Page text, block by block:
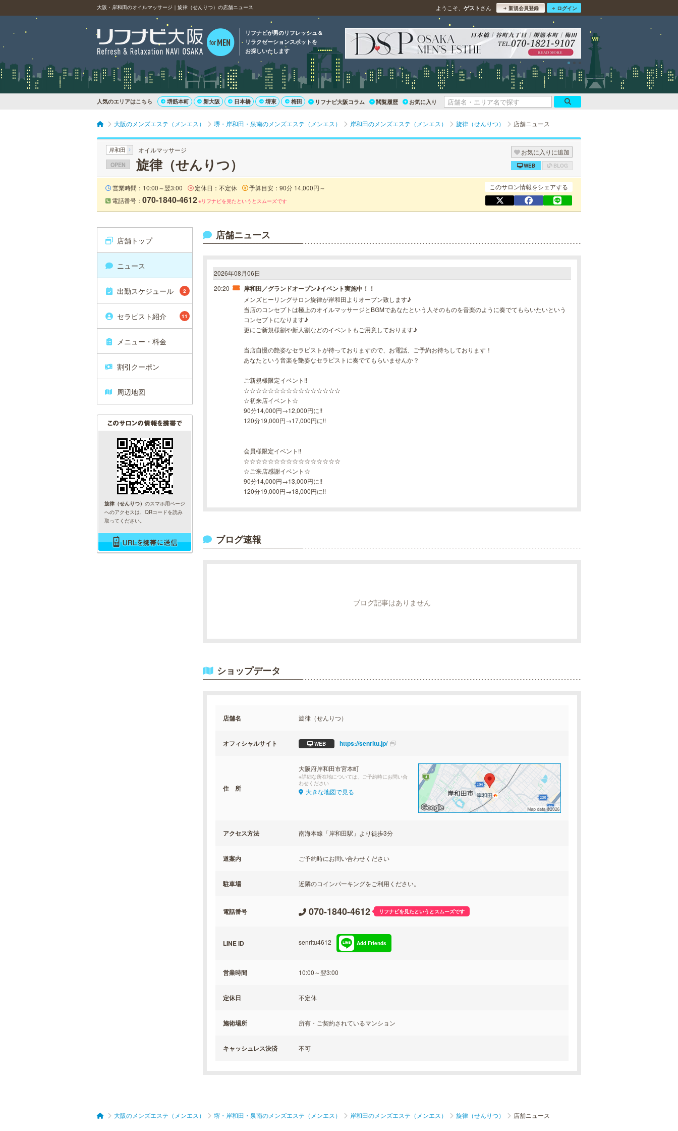
大阪・岸和田のオイルマッサージ｜旋律（せんりつ）の店舗ニュース ようこそ、 ゲスト さん 新規会員登録 ログイン
リフナビが男のリフレッシュ＆
リラクゼーションスポットを
お探しいたします
人気のエリアはこちら 堺筋本町 新大阪 日本橋 堺東 梅田 リフナビ大阪コラム 閲覧履歴 お気に入り
大阪のメンズエステ（メンエス） 堺・岸和田・泉南のメンズエステ（メンエス） 岸和田のメンズエステ（メンエス） 旋律（せんりつ） 店舗ニュース
岸和田 オイルマッサージ
OPEN 旋律（せんりつ）
お気に入りに追加
WEB BLOG
営業時間：10:00～翌3:00 定休日：不定休
予算目安：90分 14,000円～
電話番号： 070-1840-4612※リフナビを見たというとスムーズです
このサロン情報をシェアする
店舗トップ
ニュース
出勤スケジュール 2
セラピスト紹介 11
メニュー・料金
割引クーポン
周辺地図
旋律（せんりつ） のスマホ用ページ
へのアクセスは、QRコードを読み
取ってください。
店舗ニュース
2026年08月06日
20:20
岸和田／グランドオープン♪イベント実施中！！
メンズヒーリングサロン旋律が岸和田よりオープン致します♪
当店のコンセプトは極上のオイルマッサージとBGMであなたという人そのものを音楽のように奏でてもらいたいという
コンセプトになります♪
更にご新規様割や新人割などのイベントもご用意しております♪
当店自慢の艶姿なセラピストが待っておりますので、お電話、ご予約お待ちしております！
あなたという音楽を艶姿なセラピストに奏でてもらいませんか？
ご新規様限定イベント!!
☆☆☆☆☆☆☆☆☆☆☆☆☆☆☆☆
☆初来店イベント☆
90分14,000円→12,000円に!!
120分19,000円→17,000円に!!
会員様限定イベント!!
☆☆☆☆☆☆☆☆☆☆☆☆☆☆☆☆
☆ご来店感謝イベント☆
90分14,000円→13,000円に!!
120分19,000円→18,000円に!!
ブログ速報
ブログ記事はありません
ショップデータ
店舗名 旋律（せんりつ）
オフィシャルサイト WEB https://senritu.jp/
住 所
大阪府岸和田市宮本町
※詳細な所在地については、ご予約時にお問い合
わせください
大きな地図で見る
アクセス方法 南海本線「岸和田駅」より徒歩3分
道案内 ご予約時にお問い合わせください
駐車場 近隣のコインパーキングをご利用ください。
電話番号 070-1840-4612 リフナビを見たというとスムーズです
LINE ID senritu4612 Add Friends
営業時間 10:00～翌3:00
定休日 不定休
施術場所 所有・ご契約されているマンション
キャッシュレス決済 不可
大阪のメンズエステ（メンエス） 堺・岸和田・泉南のメンズエステ（メンエス） 岸和田のメンズエステ（メンエス） 旋律（せんりつ） 店舗ニュース